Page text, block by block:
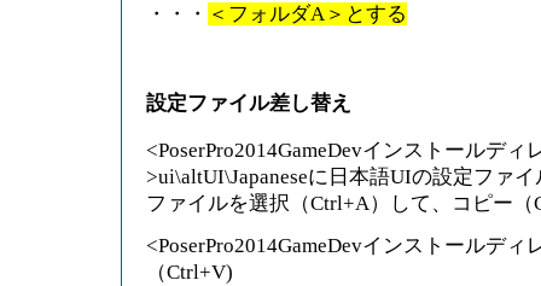
・・・ ＜フォルダA＞とする
設定ファイル差し替え
<PoserPro2014GameDevインストールディ
>ui\altUI\Japaneseに日本語UIの設定ファ
ファイルを選択（Ctrl+A）して、コピー（
<PoserPro2014GameDevインストールデ
（Ctrl+V)